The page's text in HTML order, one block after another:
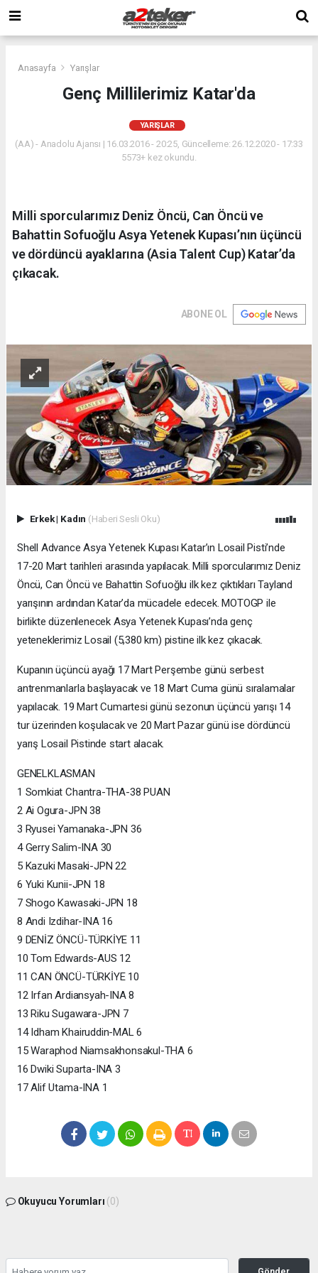
Anasayfa Yarışlar
Genç Millilerimiz Katar'da
YARIŞLAR
(AA) - Anadolu Ajansı | 16.03.2016 - 20:25, Güncelleme: 26.12.2020 - 17:33
5573+ kez okundu.
Milli sporcularımız Deniz Öncü, Can Öncü ve
Bahattin Sofuoğlu Asya Yetenek Kupası’nın üçüncü
ve dördüncü ayaklarına (Asia Talent Cup) Katar’da
çıkacak.
ABONE OL
Erkek| Kadın (Haberi Sesli Oku)
Shell Advance Asya Yetenek Kupası Katar’ın Losail Pisti’nde
17-20 Mart tarihleri arasında yapılacak. Milli sporcularımız Deniz
Öncü, Can Öncü ve Bahattin Sofuoğlu ilk kez çıktıkları Tayland
yarışının ardından Katar’da mücadele edecek. MOTOGP ile
birlikte düzenlenecek Asya Yetenek Kupası’nda genç
yeteneklerimiz Losail (5,380 km) pistine ilk kez çıkacak.
Kupanın üçüncü ayağı 17 Mart Perşembe günü serbest
antrenmanlarla başlayacak ve 18 Mart Cuma günü sıralamalar
yapılacak. 19 Mart Cumartesi günü sezonun üçüncü yarışı 14
tur üzerinden koşulacak ve 20 Mart Pazar günü ise dördüncü
yarış Losail Pistinde start alacak.
GENELKLASMAN
1 Somkiat Chantra-THA-38 PUAN
2 Ai Ogura-JPN 38
3 Ryusei Yamanaka-JPN 36
4 Gerry Salim-INA 30
5 Kazuki Masaki-JPN 22
6 Yuki Kunii-JPN 18
7 Shogo Kawasaki-JPN 18
8 Andi Izdihar-INA 16
9 DENİZ ÖNCÜ-TÜRKİYE 11
10 Tom Edwards-AUS 12
11 CAN ÖNCÜ-TÜRKİYE 10
12 Irfan Ardiansyah-INA 8
13 Riku Sugawara-JPN 7
14 Idham Khairuddin-MAL 6
15 Waraphod Niamsakhonsakul-THA 6
16 Dwiki Suparta-INA 3
17 Alif Utama-INA 1
Okuyucu Yorumları (0)